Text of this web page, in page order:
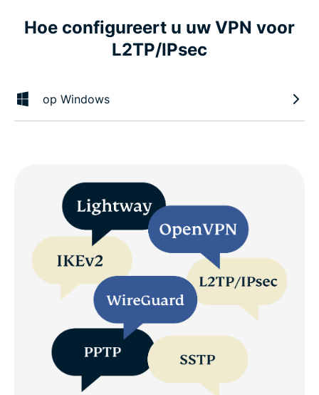
Hoe configureert u uw VPN voor
L2TP/IPsec
op Windows